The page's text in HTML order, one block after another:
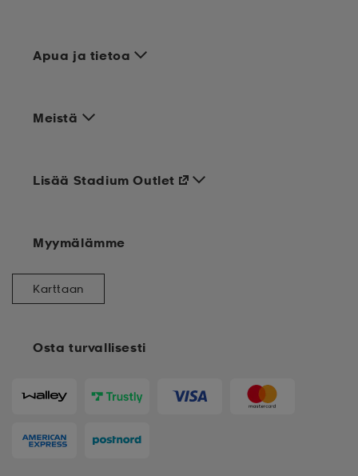
Apua ja tietoa
Meistä
Osta turvallisesti
Lisää Stadium Outlet
Myymälämme
Karttaan